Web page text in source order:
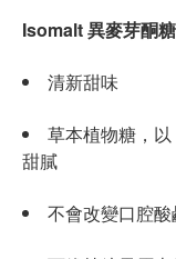
Isomalt 異麥芽酮
清新甜味
草本植物糖，
甜膩
不會改變口腔酸